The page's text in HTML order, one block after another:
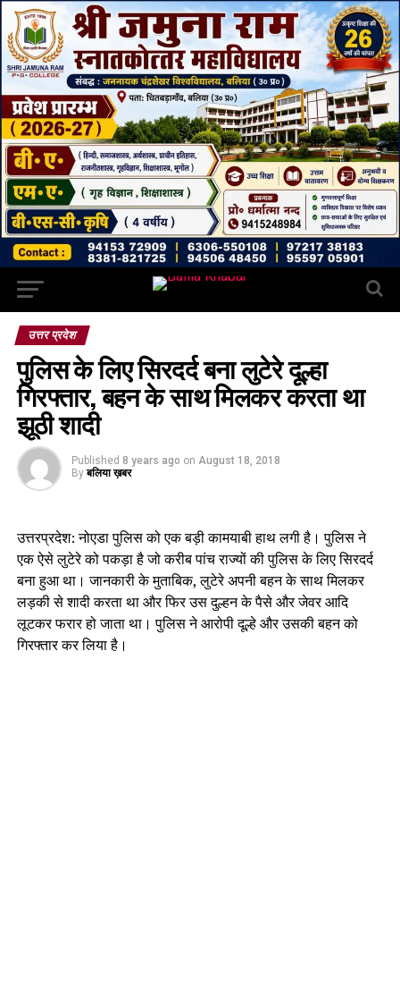
उत्तर प्रदेश
पुलिस के लिए सिरदर्द बना लुटेरे दूल्हा
गिरफ्तार, बहन के साथ मिलकर करता था
झूठी शादी
Published 8 years ago on August 18, 2018
By बलिया ख़बर
उत्तरप्रदेश: नोएडा पुलिस को एक बड़ी कामयाबी हाथ लगी है। पुलिस ने
एक ऐसे लुटेरे को पकड़ा है जो करीब पांच राज्यों की पुलिस के लिए सिरदर्द
बना हुआ था। जानकारी के मुताबिक, लुटेरे अपनी बहन के साथ मिलकर
लड़की से शादी करता था और फिर उस दुल्हन के पैसे और जेवर आदि
लूटकर फरार हो जाता था। पुलिस ने आरोपी दूल्हे और उसकी बहन को
गिरफ्तार कर लिया है।